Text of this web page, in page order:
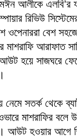
আলীকে এলবি’র
রিভিউ
ওপেনাররা বেশ
মাশরাফি আরাফাত
হয়ে সাজঘরে
নেমে সতর্ক থেকে
মাশরাফির বলে
আউট হওয়ার আগে